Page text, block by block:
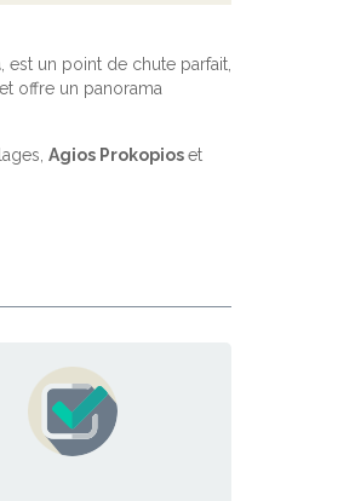
, est un point de chute parfait,
offre un panorama
Agios Prokopioset